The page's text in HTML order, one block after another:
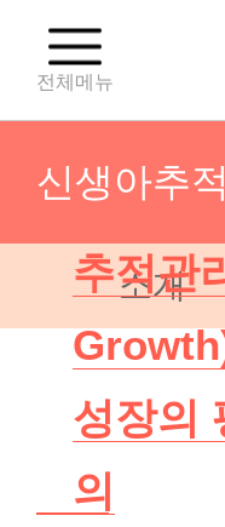
전체메뉴
신생아추
성조숙증클
소아비만클
소개
추적관
성장의
의